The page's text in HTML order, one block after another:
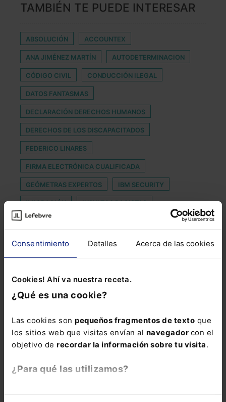
Consentimiento Detalles Acerca de las cookies
Cookies! Ahí va nuestra receta.
¿Qué es una cookie?
Las cookies son pequeños fragmentos de texto que
los sitios web que visitas envían al navegador con el
objetivo de recordar la información sobre tu visita.
¿Para qué las utilizamos?
TAMBIÉN TE PUEDE INTERESAR
ABSOLUCIÓN ACCOUNTEX
ANA JIMÉNEZ MARTÍN AUTODETERMINACION
CÓDIGO CIVIL CONDUCCIÓN ILEGAL
DATOS FANTASMAS
DECLARACIÓN DERECHOS HUMANOS
DERECHOS DE LOS DISCAPACITADOS
FEDERICO LINARES
FIRMA ELECTRÓNICA CUALIFICADA
GEÓMETRAS EXPERTOS IBM SECURITY
IMIGRACIÓN INSULTOS RACISTAS
LEY DE ENJUICIAMIENTO CRI
MERCADO DE VALORES MINISTERIOS
NOTARÍAS ORDEN ALEJAMIENTO
ORDEN EUROPEA DE INVESTIGACION
SECTOR TELCO SERVICIO DE SALUD
TELETRAAJO URGENCIA USO DE VIVIENDA
VICTOR